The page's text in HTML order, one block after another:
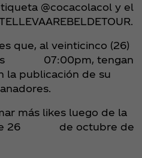
@cocacolacol y el
que, al veinticinco (26)
las 07:00pm, tengan
la publicación de su
más likes luego de la
de 26 de octubre de